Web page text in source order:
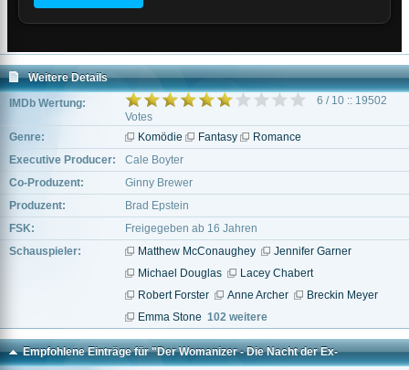
Weitere Details
IMDb Wertung:
6 / 10 :: 19502
Votes
Genre:
Komödie Fantasy
Romance
Executive Producer:
Cale Boyter
Co-Produzent:
Ginny Brewer
Produzent:
Brad Epstein
FSK:
Freigegeben ab 16 Jahren
Schauspieler:
Matthew McConaughey
Jennifer Garner
Michael Douglas
Lacey Chabert
Robert Forster
Anne Archer
Breckin Meyer
Emma Stone 102 weitere
Empfohlene Einträge für "Der Womanizer - Die Nacht der Ex-